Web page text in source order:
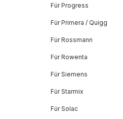
Für Progress
Für Primera / Quigg
Für Rossmann
Für Rowenta
Für Siemens
Für Starmix
Für Solac